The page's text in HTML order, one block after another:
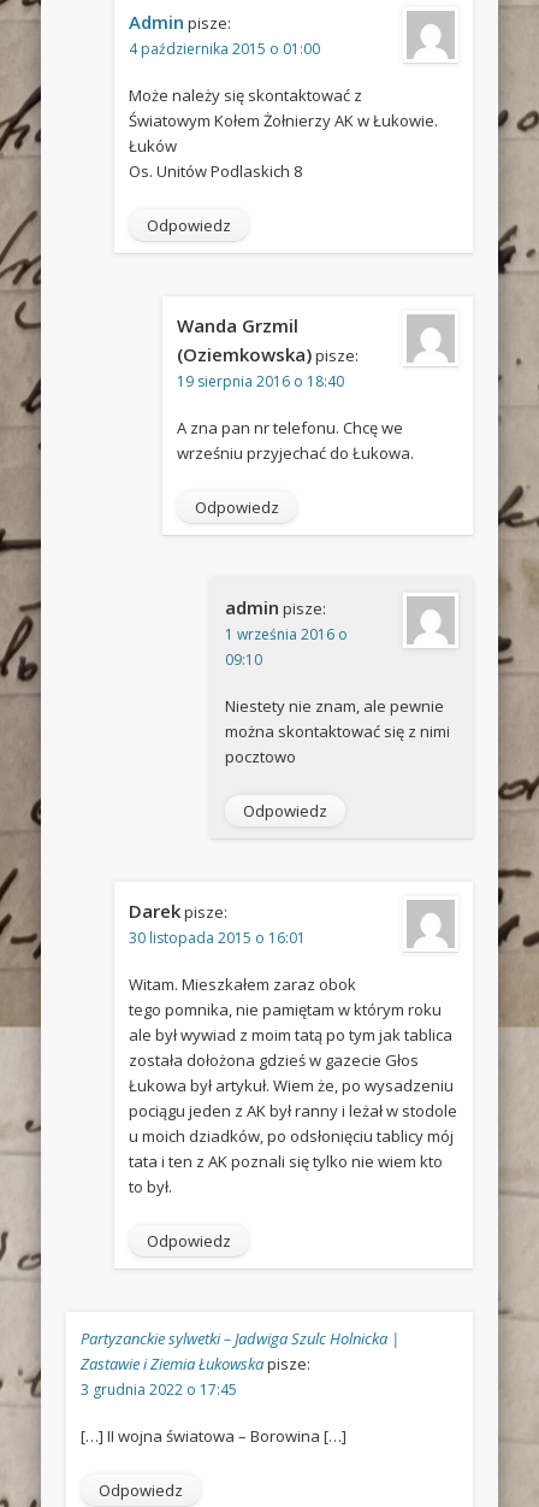
Admin pisze:
4 października 2015 o 01:00
Może należy się skontaktować z
Światowym Kołem Żołnierzy AK w Łukowie.
Łuków
Os. Unitów Podlaskich 8
Odpowiedz
Wanda Grzmil
(Oziemkowska)pisze:
19 sierpnia 2016 o 18:40
A zna pan nr telefonu. Chcę we
wrześniu przyjechać do Łukowa.
Odpowiedz
admin pisze:
1 września 2016 o
09:10
Niestety nie znam, ale pewnie
można skontaktować się z nimi
pocztowo
Odpowiedz
Darekpisze:
30 listopada 2015 o 16:01
Witam. Mieszkałem zaraz obok
tego pomnika, nie pamiętam w którym roku
ale był wywiad z moim tatą po tym jak tablica
została dołożona gdzieś w gazecie Głos
Łukowa był artykuł. Wiem że, po wysadzeniu
pociągu jeden z AK był ranny i leżał w stodole
u moich dziadków, po odsłonięciu tablicy mój
tata i ten z AK poznali się tylko nie wiem kto
to był.
Odpowiedz
Partyzanckie sylwetki – Jadwiga Szulc Holnicka |
Zastawie i Ziemia Łukowskapisze:
3 grudnia 2022 o 17:45
[…] II wojna światowa – Borowina […]
Odpowiedz